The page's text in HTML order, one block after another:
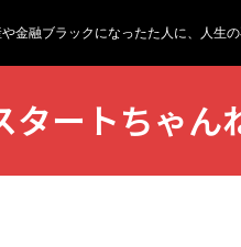
金融ブラックになったた人に、人生
タートちゃん